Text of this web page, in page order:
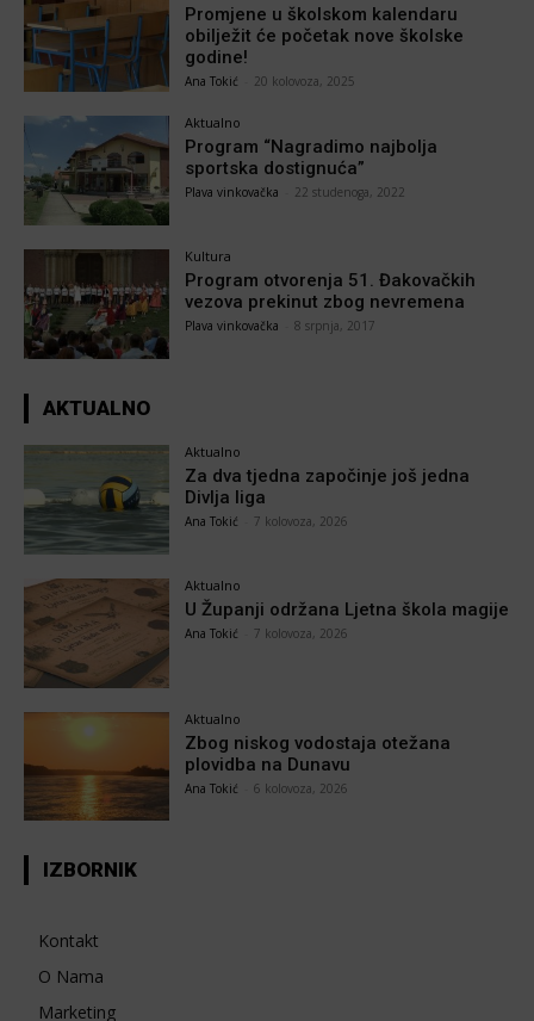
Promjene u školskom kalendaru
obilježit će početak nove školske
godine!
Ana Tokić 20 kolovoza, 2025
Aktualno
Program “Nagradimo najbolja
sportska dostignuća”
Plava vinkovačka 22 studenoga, 2022
Kultura
Program otvorenja 51. Đakovačkih
vezova prekinut zbog nevremena
Plava vinkovačka 8 srpnja, 2017
AKTUALNO
Aktualno
Za dva tjedna započinje još jedna
Divlja liga
Ana Tokić 7 kolovoza, 2026
Aktualno
U Županji održana Ljetna škola magije
Ana Tokić 7 kolovoza, 2026
Aktualno
Zbog niskog vodostaja otežana
plovidba na Dunavu
Ana Tokić 6 kolovoza, 2026
IZBORNIK
Kontakt
O Nama
Marketing